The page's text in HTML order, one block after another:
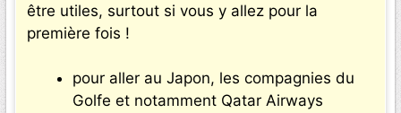
être utiles, surtout si vous y allez pour la
première fois !
pour aller au Japon, les compagnies du
Golfe et notamment Qatar Airways